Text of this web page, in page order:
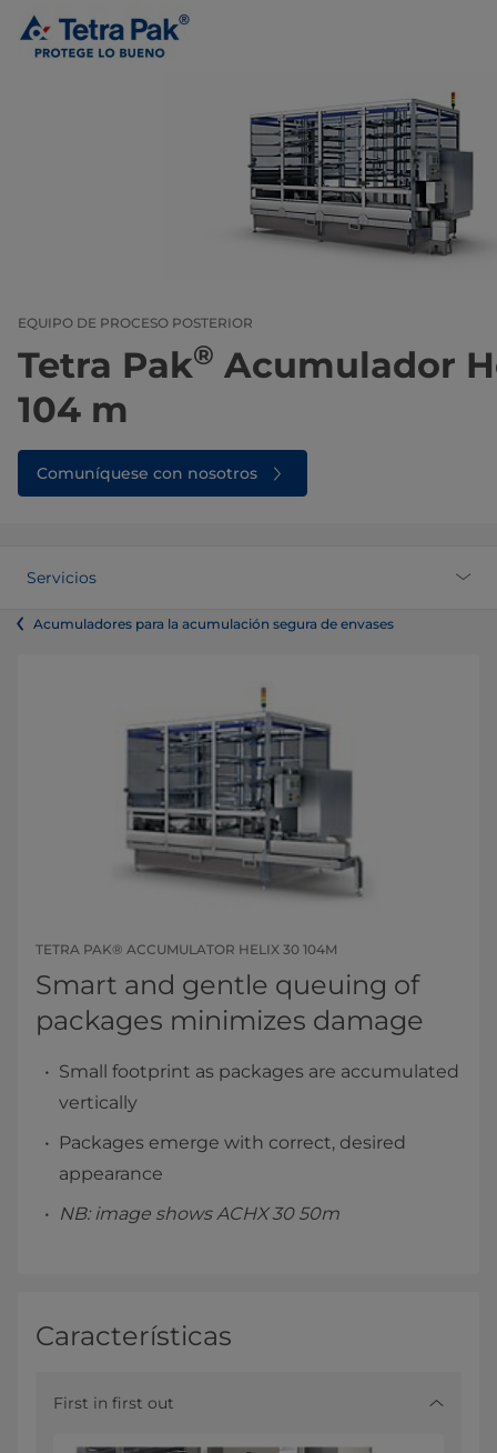
EQUIPO DE PROCESO POSTERIOR
Tetra Pak® Acumulador
104 m
Comuníquese con nosotros
Servicios
Acumuladores para la acumulación segura de envases
TETRA PAK® ACCUMULATOR HELIX 30 104M
Smart and gentle queuing of
packages minimizes damage
Small footprint as packages are accumulated
vertically
Packages emerge with correct, desired
appearance
NB: image shows ACHX 30 50m
Características
First in first out